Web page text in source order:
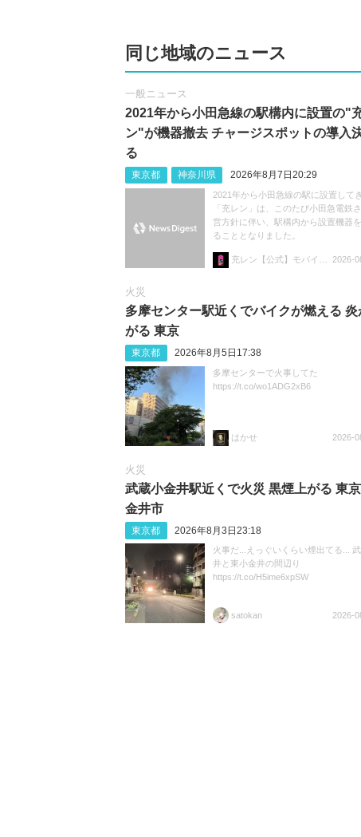
同じ地域のニュース
一般ニュース
2021年から小田急線の駅構内に設置の"
ン"が機器撤去 チャージスポットの導入
る
東京都 神奈川県 2026年8月7日20:29
2021年から小田急線の駅に設置して
「充レン」は、このたび小田急電鉄
営方針に伴い、駅構内から設置機器
ることとなりました。
2026-
火災
多摩センター駅近くでバイクが燃える 炎
がる 東京
東京都 2026年8月5日17:38
多摩センターで火事してた
https://t.co/wo1ADG2xB6
はかせ 2026-
火災
武蔵小金井駅近くで火災 黒煙上がる 東
金井市
東京都 2026年8月3日23:18
火事だ...えっぐいくらい煙出てる...
井と東小金井の間辺り
https://t.co/H5ime6xpSW
satokan 2026-